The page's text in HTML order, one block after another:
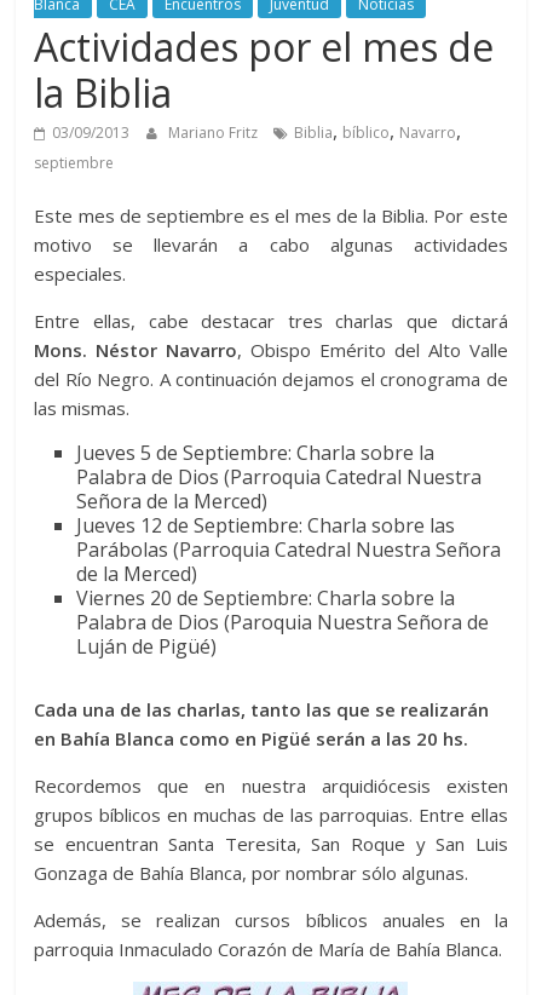
Blanca
CEA Encuentros Juventud Noticias
Actividades por el mes de
la Biblia
03/09/2013 Mariano Fritz Biblia, bíblico, Navarro,
septiembre
Este mes de septiembre es el mes de la Biblia. Por este
motivo se llevarán a cabo algunas actividades
especiales.
Entre ellas, cabe destacar tres charlas que dictará
Mons. Néstor Navarro, Obispo Emérito del Alto Valle
del Río Negro. A continuación dejamos el cronograma de
las mismas.
Jueves 5 de Septiembre: Charla sobre la
Palabra de Dios (Parroquia Catedral Nuestra
Señora de la Merced)
Jueves 12 de Septiembre: Charla sobre las
Parábolas (Parroquia Catedral Nuestra Señora
de la Merced)
Viernes 20 de Septiembre: Charla sobre la
Palabra de Dios (Paroquia Nuestra Señora de
Luján de Pigüé)
Cada una de las charlas, tanto las que se realizarán
en Bahía Blanca como en Pigüé serán a las 20 hs.
Recordemos que en nuestra arquidiócesis existen
grupos bíblicos en muchas de las parroquias. Entre ellas
se encuentran Santa Teresita, San Roque y San Luis
Gonzaga de Bahía Blanca, por nombrar sólo algunas.
Además, se realizan cursos bíblicos anuales en la
parroquia Inmaculado Corazón de María de Bahía Blanca.